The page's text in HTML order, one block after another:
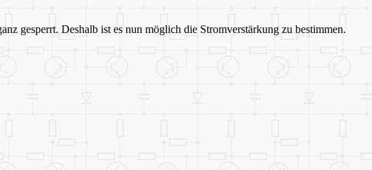
gesperrt. Deshalb ist es nun möglich die Stromverstärkung zu bestimmen.